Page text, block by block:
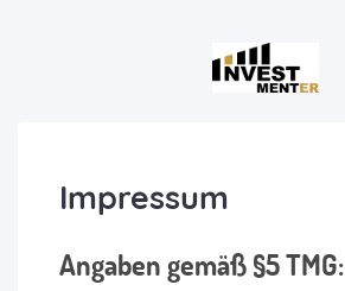
Impressum
Angaben gemäß §5 TMG: